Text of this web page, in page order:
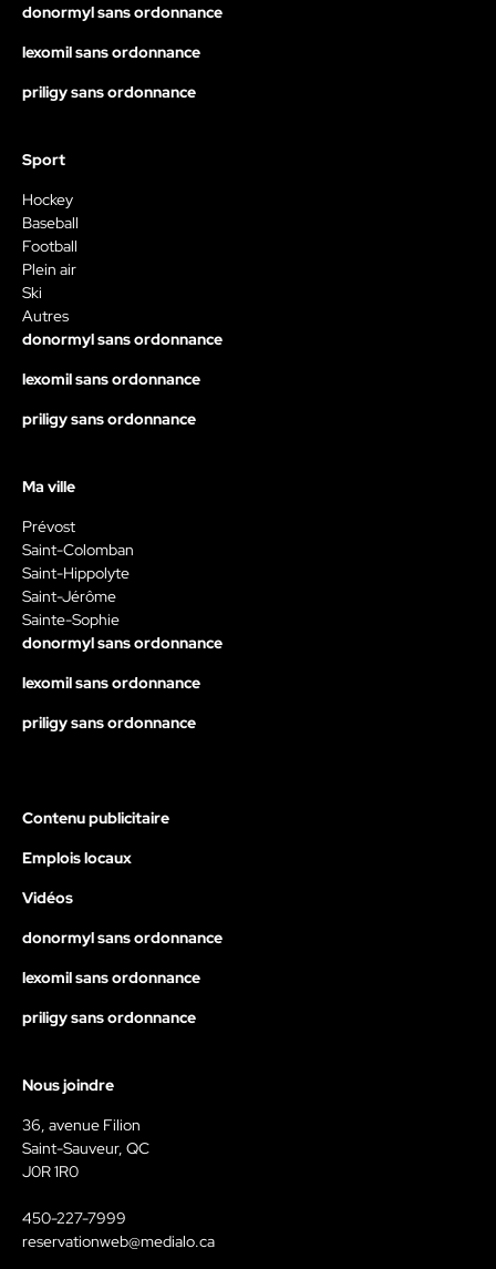
donormyl sans ordonnance
lexomil sans ordonnance
priligy sans ordonnance
Sport
Hockey
Baseball
Football
Plein air
Ski
Autres
donormyl sans ordonnance
lexomil sans ordonnance
priligy sans ordonnance
Ma ville
Prévost
Saint-Colomban
Saint-Hippolyte
Saint-Jérôme
Sainte-Sophie
donormyl sans ordonnance
lexomil sans ordonnance
priligy sans ordonnance
Contenu publicitaire
Emplois locaux
Vidéos
donormyl sans ordonnance
lexomil sans ordonnance
priligy sans ordonnance
Nous joindre
36, avenue Filion
Saint-Sauveur, QC
J0R 1R0
450-227-7999
reservationweb@medialo.ca